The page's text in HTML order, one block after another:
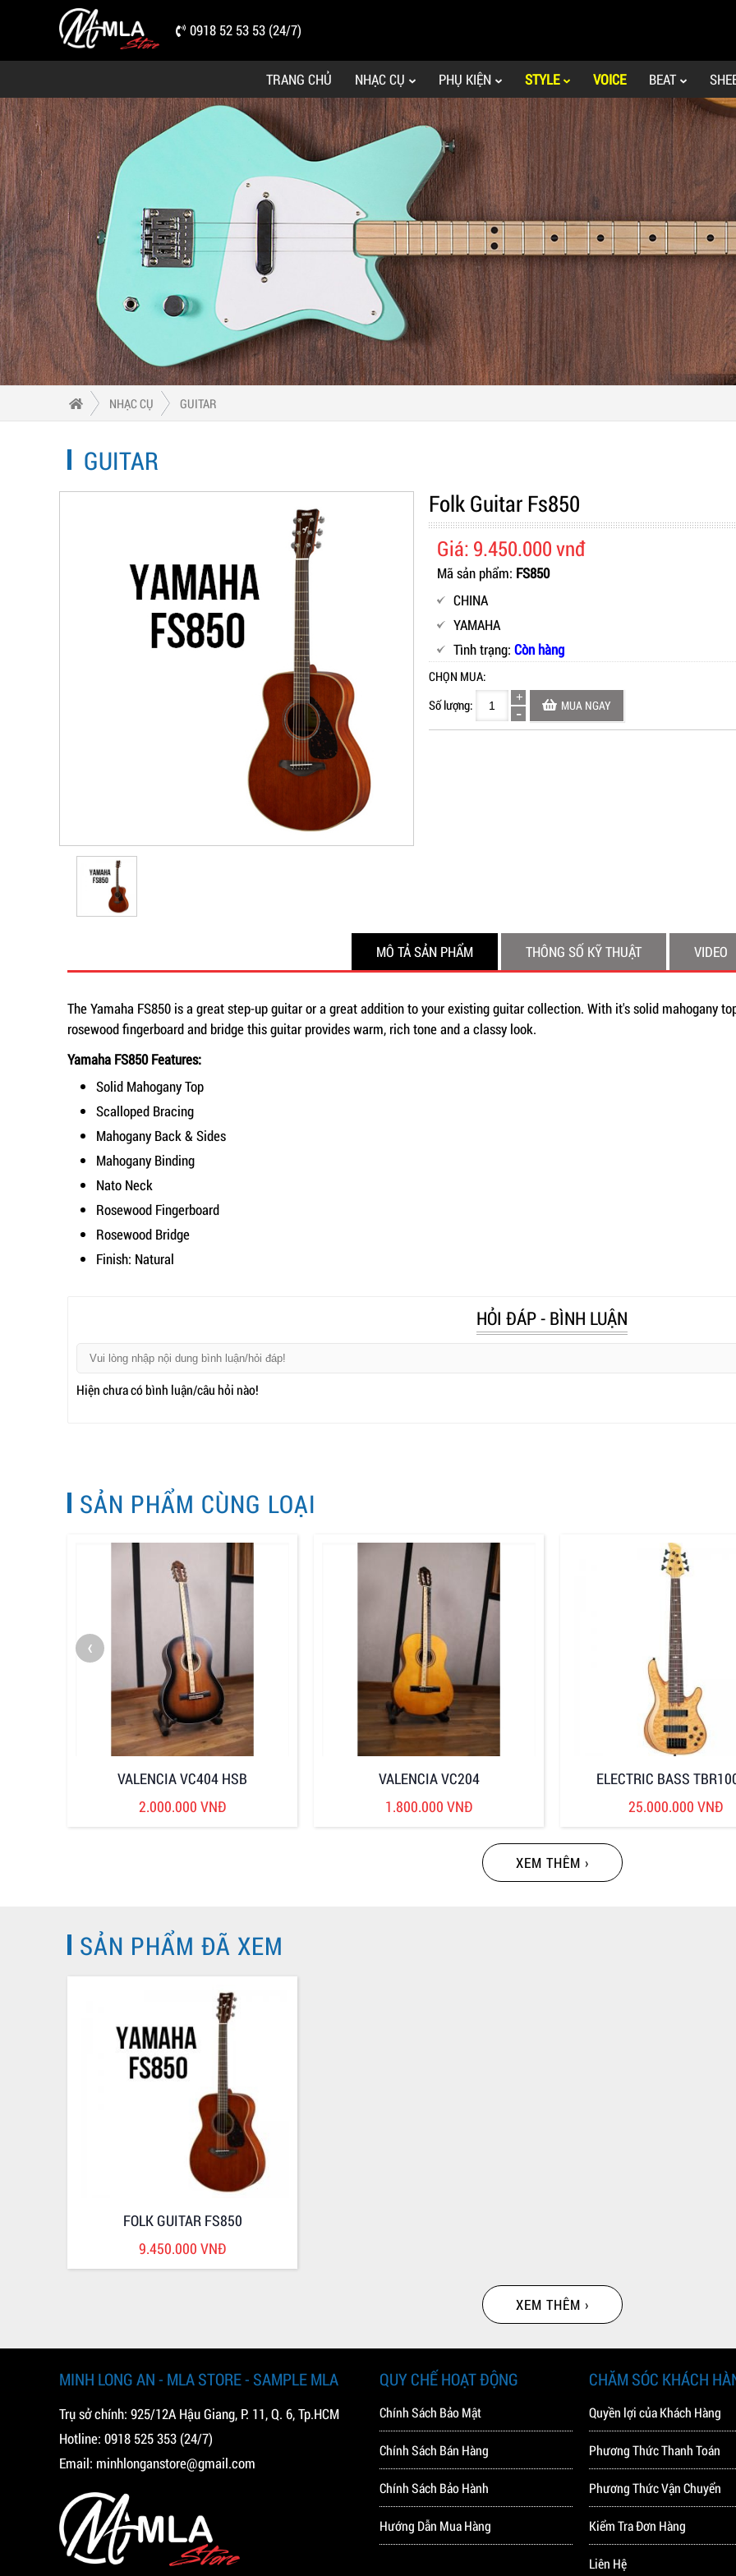
0918 52 53 53 (24/7)
TRANG CHỦ NHẠC CỤ PHỤ KIỆN STYLE VOICE BEAT
NHẠC CỤ GUITAR
GUITAR
Folk Guitar Fs850
Giá: 9.450.000 vnđ
Mã sản phẩm: FS850
CHINA
YAMAHA
Tình trạng: Còn hàng
CHỌN MUA:
Số lượng:
MUA NGAY
MÔ TẢ SẢN PHẨM THÔNG SỐ KỸ THUẬT VIDEO
The Yamaha FS850 is a great step-up guitar or a great addition to your existing guitar collection. With it's solid mahogany
rosewood fingerboard and bridge this guitar provides warm, rich tone and a classy look.
Yamaha FS850 Features:
Solid Mahogany Top
Scalloped Bracing
Mahogany Back & Sides
Mahogany Binding
Nato Neck
Rosewood Fingerboard
Rosewood Bridge
Finish: Natural
HỎI ĐÁP - BÌNH LUẬN
Hiện chưa có bình luận/câu hỏi nào!
SẢN PHẨM CÙNG LOẠI
VALENCIA VC404 HSB
2.000.000 VNĐ
VALENCIA VC204
1.800.000 VNĐ
ELECTRIC BASS
25.000.000 VNĐ
‹
XEM THÊM ›
SẢN PHẨM ĐÃ XEM
FOLK GUITAR FS850
9.450.000 VNĐ
XEM THÊM ›
MINH LONG AN - MLA STORE - SAMPLE MLA
Trụ sở chính: 925/12A Hậu Giang, P. 11, Q. 6, Tp.HCM
Hotline: 0918 525 353 (24/7)
Email: minhlonganstore@gmail.com
QUY CHẾ HOẠT ĐỘNG
Chính Sách Bảo Mật
Chính Sách Bán Hàng
Chính Sách Bảo Hành
Hướng Dẫn Mua Hàng
CHĂM SÓC KHÁCH
Quyền lợi của Khách Hàng
Phương Thức Thanh Toán
Phương Thức Vận Chuyển
Kiểm Tra Đơn Hàng
Liên Hệ